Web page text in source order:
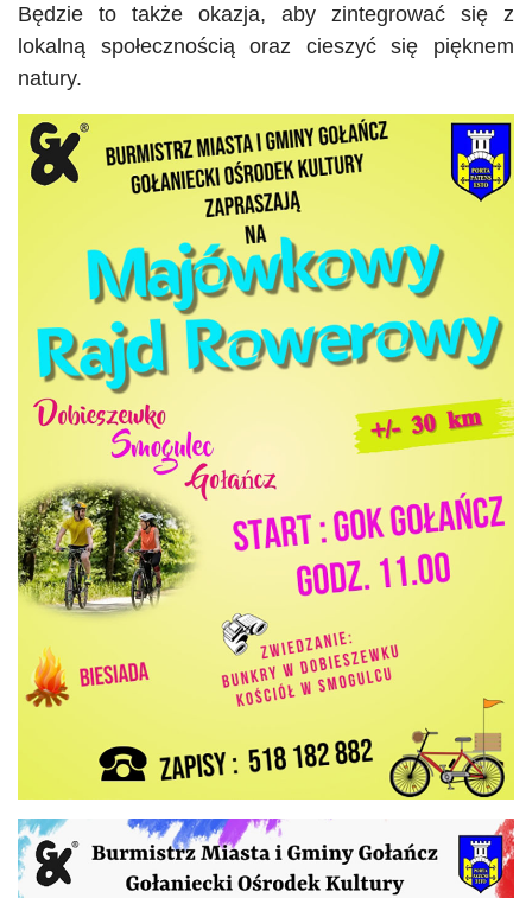
Będzie to także okazja, aby zintegrować się z
lokalną społecznością oraz cieszyć się pięknem
natury.